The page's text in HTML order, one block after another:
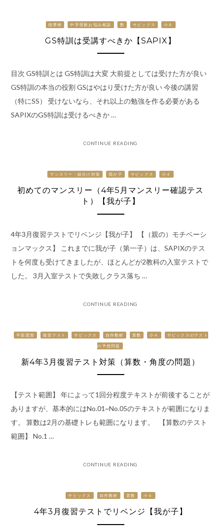
指導例 中学受験お悩み相談 塾 サピックス 小６
GS特訓は受講すべきか【SAPIX】
目次 GS特訓とは GS特訓は大変 大前提としては受けた方が良い
GS特訓の本当の役割 GSはやはり受けた方が良い 今後の講習
（特にSS） 受けないなら、それ以上の勉強を作る必要がある
SAPIXのGS特訓は受けるべきか …
CONTINUE READING
マンスリー・組分け対策 我が子 サピックス 小４
初めてのマンスリー（4年5月マンスリー確認テス
ト）【我が子】
4年3月復習テストでリベンジ【我が子】 【（親の）モチベーシ
ョンマックス】 これまでに我が子（第一子）は、SAPIXのテス
トを何度も受けてきましたが、ほとんどが2教科の入室テストで
した。 3月入室テストで失敗しクラス落ち …
CONTINUE READING
平面図形 復習テスト サピックス 自作教材 算数 小４ サピックスのテスト
の予想問題
新4年3月復習テスト対策（算数・角度の問題）
【テスト範囲】 年によって1回分程度テキストが前後することが
ありますが、基本的にはNo.01~No.05のテキストが範囲になりま
す。 算数は2月の基礎トレも範囲になります。 【算数のテスト
範囲】 No.1 …
CONTINUE READING
サピックス 自作教材 算数 小４
4年3月復習テストでリベンジ【我が子】